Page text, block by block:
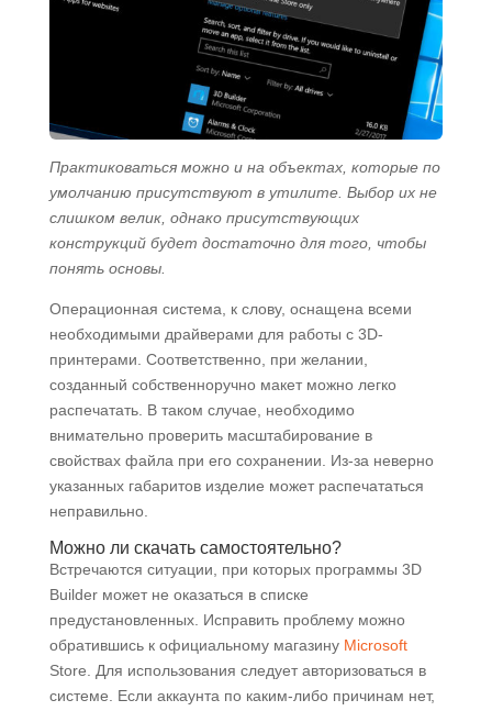
Практиковаться можно и на объектах, которые по
умолчанию присутствуют в утилите. Выбор их не
слишком велик, однако присутствующих
конструкций будет достаточно для того, чтобы
понять основы.
Операционная система, к слову, оснащена всеми
необходимыми драйверами для работы с 3D-
принтерами. Соответственно, при желании,
созданный собственноручно макет можно легко
распечатать. В таком случае, необходимо
внимательно проверить масштабирование в
свойствах файла при его сохранении. Из-за неверно
указанных габаритов изделие может распечататься
неправильно.
Можно ли скачать самостоятельно?
Встречаются ситуации, при которых программы 3D
Builder может не оказаться в списке
предустановленных. Исправить проблему можно
обратившись к официальному магазину Microsoft
Store. Для использования следует авторизоваться в
системе. Если аккаунта по каким-либо причинам нет,